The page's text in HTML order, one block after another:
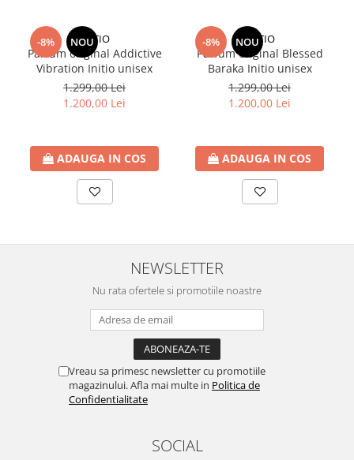
-8% NOU
INITIO
Parfum original Addictive
Vibration Initio unisex
1.299,00 Lei
1.200,00 Lei
ADAUGA IN COS
-8% NOU
INITIO
Parfum original Blessed
Baraka Initio unisex
1.299,00 Lei
1.200,00 Lei
ADAUGA IN COS
NEWSLETTER
Nu rata ofertele si promotiile noastre
Vreau sa primesc newsletter cu promotiile
magazinului. Afla mai multe in Politica de
Confidentialitate
SOCIAL